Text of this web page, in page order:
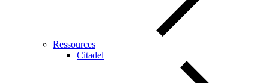
Ressources
Citadel